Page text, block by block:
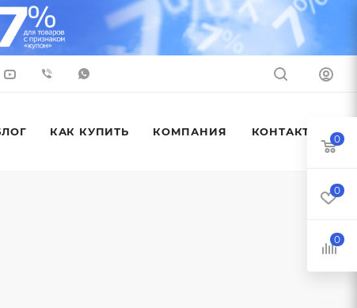
КАК КУПИТЬ КОМПАНИЯ КОНТАКТЫ
0
0
0